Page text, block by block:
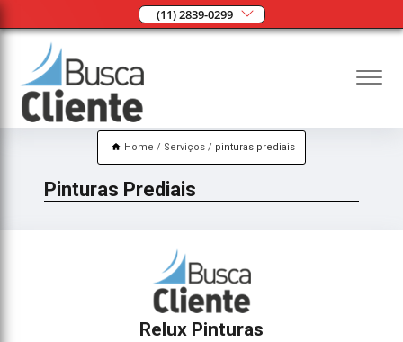
(11) 2839-0299
Home Serviços pinturas prediais
Pinturas Prediais
Relux Pinturas